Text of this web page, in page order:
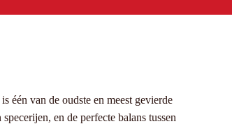
één van de oudste en meest gevierde
en de perfecte balans tussen